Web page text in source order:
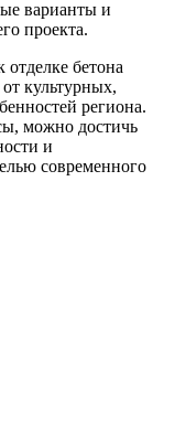
варианты и
проекта.
бетона
культурных,
региона.
можно достичь
и
современного